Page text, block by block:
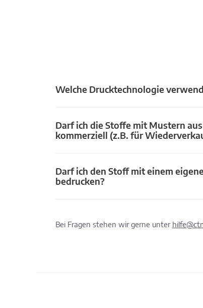
Welche Drucktechnologie
Darf ich die Stoffe mit Mustern
kommerziell (z.B. für
Darf ich den Stoff mit einem
bedrucken?
Bei Fragen stehen wir gerne unter